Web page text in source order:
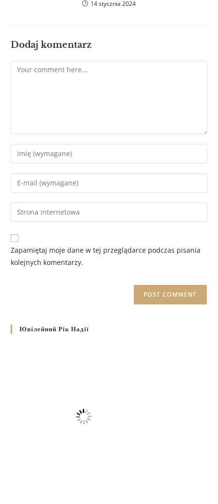
14 stycznia 2024
Dodaj komentarz
Zapamiętaj moje dane w tej przeglądarce podczas pisania
kolejnych komentarzy.
Ювілейний Рік Надії